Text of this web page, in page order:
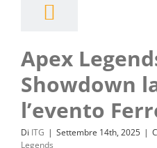
Apex
Showdown
l’evento
Di ITG | Settembre 14th, 2025 |
Legends